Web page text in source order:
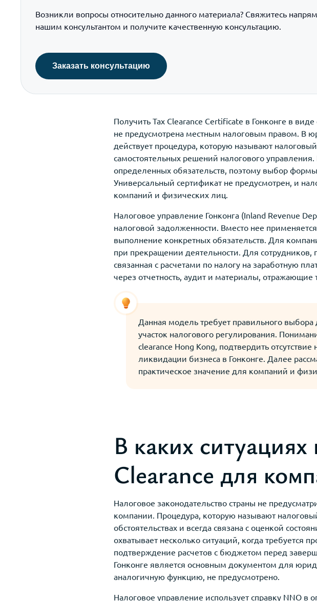
Возникли вопросы относительно данного материала? Свяжитесь
нашим консультантом и получите качественную консультацию.
Заказать консультацию
Получить Tax Clearance Certificate в Гонконге в
не предусмотрена местным налоговым правом. В
действует процедура, которую называют
самостоятельных решений налогового
определенных обязательств, поэтому выбор
Универсальный сертификат не предусмотрен, и
компаний и физических лиц.
Налоговое управление Гонконга (Inland Revenue
налоговой задолженности. Вместо нее
выполнение конкретных обязательств. Для
при прекращении деятельности. Для
связанная с расчетами по налогу на заработную
через отчетность, аудит и материалы,
Данная модель требует правильного
участок налогового регулирования.
clearance Hong Kong, подтвердить
ликвидации бизнеса в Гонконге. Далее
практическое значение для компаний и
В каких
Clearance для
Налоговое законодательство страны не
компании. Процедура, которую называют
обстоятельствах и всегда связана с оценкой
охватывает несколько ситуаций, когда требуется
подтверждение расчетов с бюджетом перед
Гонконге является основным документом для
аналогичную функцию, не предусмотрено.
Налоговое управление использует справку NNO в